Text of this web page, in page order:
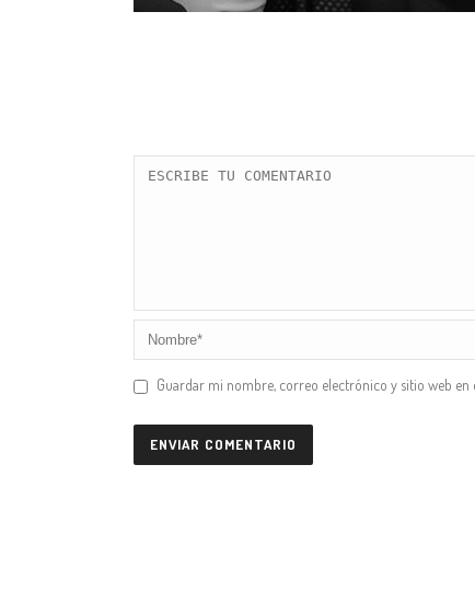
Guardar mi nombre, correo electrónico y sitio web en